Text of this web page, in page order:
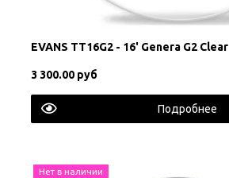
EVANS TT16G2 - 16' Genera G2 Clear
3 300.00 руб
Подробнее
Нет в наличии